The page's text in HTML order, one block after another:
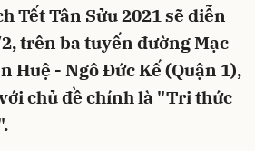
Tết Tân Sửu 2021 sẽ diễn
trên ba tuyến đường Mạc
Huệ - Ngô Đức Kế (Quận 1),
chủ đề chính là "Tri thức
Hủy Gửi